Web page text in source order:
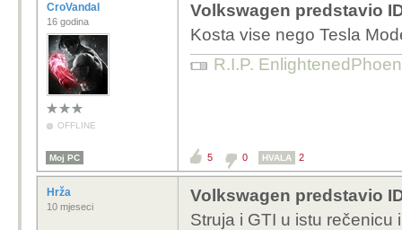
CroVandal
16 godina
OFFLINE
Volkswagen predstavio
Kosta vise nego Tesla
R.I.P.
Moj PC 5 0 HVALA 2
Hrža
10 mjeseci
Volkswagen predstavio
Struja i GTI u istu